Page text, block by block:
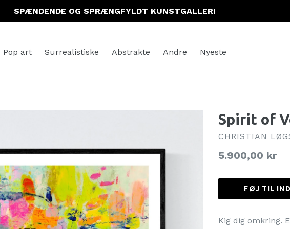
SPÆNDENDE OG SPRÆNGFYLDT KUNSTGALLERI
Pop art Surrealistiske Abstrakte Andre Nyeste
Spirit of
CHRISTIAN
Normalpris
5.900,00 kr
FØJ TIL
Kig dig omkring.